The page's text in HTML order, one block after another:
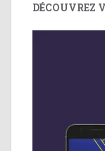
DÉCOUVREZ